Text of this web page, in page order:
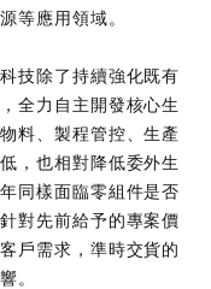
等應用領域。
技除了持續強化既有
全力自主開發核心生
料、製程管控、生產
，也相對降低委外生
同樣面臨零組件是否
對先前給予的專案價
戶需求，準時交貨的
。